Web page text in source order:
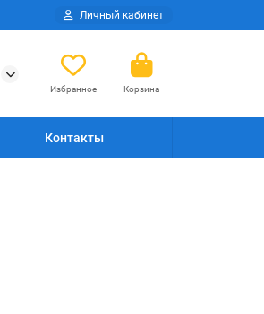
Личный кабинет
Избранное Корзина
Контакты